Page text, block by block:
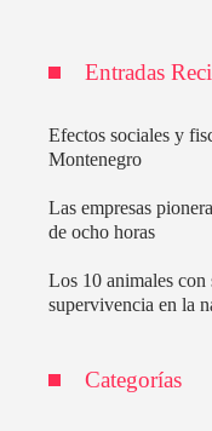
Entradas
Efectos sociales y
Montenegro
Las empresas
de ocho horas
Los 10 animales con
supervivencia en la
Categorías